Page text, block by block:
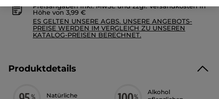
Preisangaben inkl. MwSt. und zzgl. Versandkosten in
Höhe von 3,99 €
ES GELTEN UNSERE AGBS. UNSERE ANGEBOTS-
PREISE WERDEN IM VERGLEICH ZU UNSEREN
KATALOG-PREISEN BERECHNET.
Produktdetails
Natürliche
Alkohol